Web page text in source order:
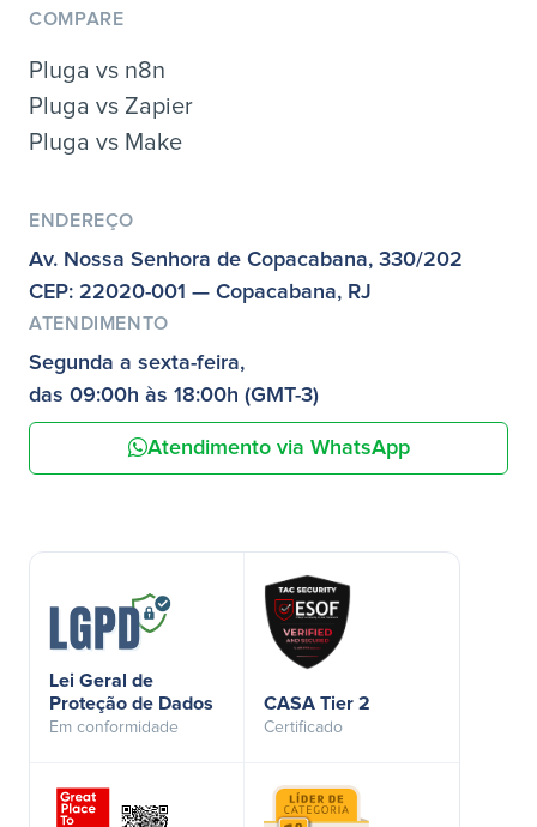
COMPARE
Pluga vs n8n
Pluga vs Zapier
Pluga vs Make
ENDEREÇO
Av. Nossa Senhora de Copacabana, 330/202
CEP: 22020-001 — Copacabana, RJ
ATENDIMENTO
Segunda a sexta-feira,
das 09:00h às 18:00h (GMT-3)
Atendimento via WhatsApp
Lei Geral de
Proteção de Dados
Em conformidade
CASA Tier 2
Certificado